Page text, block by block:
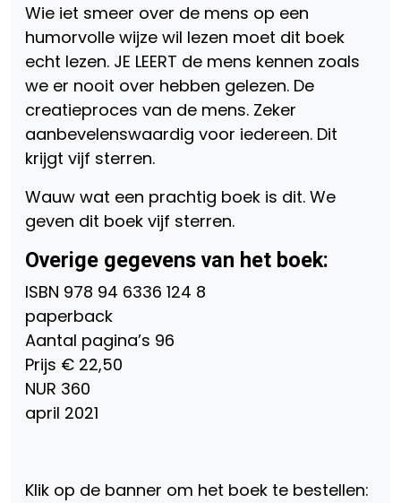
Wie iet smeer over de mens op een
humorvolle wijze wil lezen moet dit boek
echt lezen. JE LEERT de mens kennen zoals
we er nooit over hebben gelezen. De
creatieproces van de mens. Zeker
aanbevelenswaardig voor iedereen. Dit
krijgt vijf sterren.
Wauw wat een prachtig boek is dit. We
geven dit boek vijf sterren.
Overige gegevens van het boek:
ISBN 978 94 6336 124 8
paperback
Aantal pagina’s 96
Prijs € 22,50
NUR 360
april 2021
Klik op de banner om het boek te bestellen: